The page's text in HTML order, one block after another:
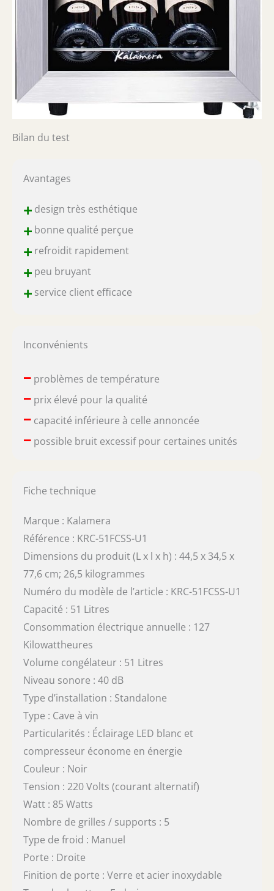
Bilan du test
Avantages
+design très esthétique
+bonne qualité perçue
+refroidit rapidement
+peu bruyant
+service client efficace
Inconvénients
–problèmes de température
–prix élevé pour la qualité
–capacité inférieure à celle annoncée
–possible bruit excessif pour certaines unités
Fiche technique
Marque : Kalamera
Référence : KRC-51FCSS-U1
Dimensions du produit (L x l x h) : 44,5 x 34,5 x
77,6 cm; 26,5 kilogrammes
Numéro du modèle de l’article : KRC-51FCSS-U1
Capacité : 51 Litres
Consommation électrique annuelle : 127
Kilowattheures
Volume congélateur : 51 Litres
Niveau sonore : 40 dB
Type d’installation : Standalone
Type : Cave à vin
Particularités : Éclairage LED blanc et
compresseur économe en énergie
Couleur : Noir
Tension : 220 Volts (courant alternatif)
Watt : 85 Watts
Nombre de grilles / supports : 5
Type de froid : Manuel
Porte : Droite
Finition de porte : Verre et acier inoxydable